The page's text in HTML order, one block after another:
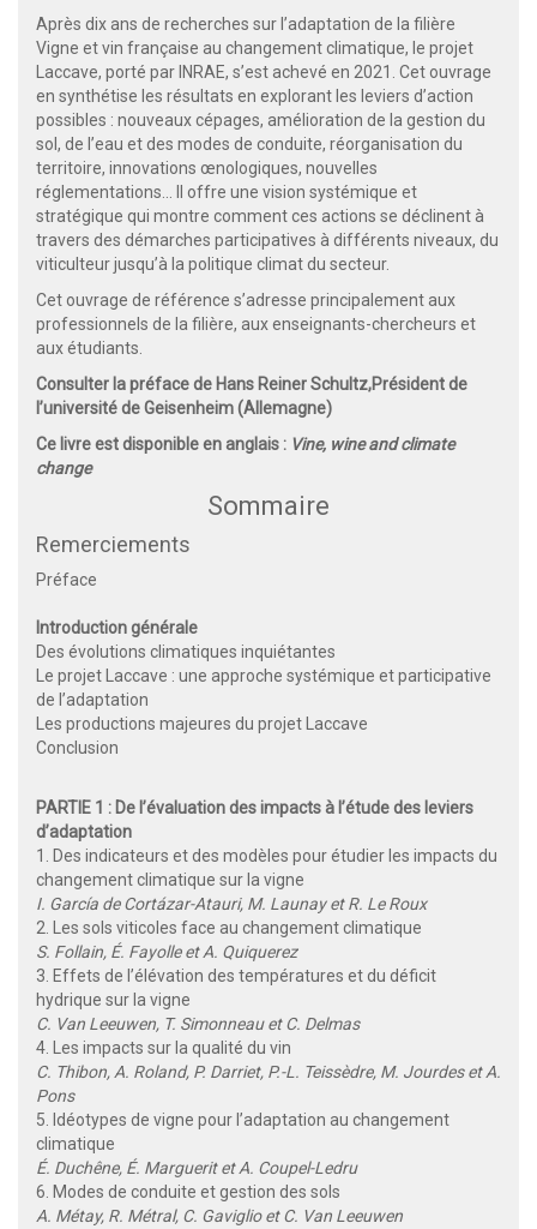
Après dix ans de recherches sur l’adaptation de la filière
Vigne et vin française au changement climatique, le projet
Laccave, porté par INRAE, s’est achevé en 2021. Cet ouvrage
en synthétise les résultats en explorant les leviers d’action
possibles : nouveaux cépages, amélioration de la gestion du
sol, de l’eau et des modes de conduite, réorganisation du
territoire, innovations œnologiques, nouvelles
réglementations... Il offre une vision systémique et
stratégique qui montre comment ces actions se déclinent à
travers des démarches participatives à différents niveaux, du
viticulteur jusqu’à la politique climat du secteur.
Cet ouvrage de référence s’adresse principalement aux
professionnels de la filière, aux enseignants-chercheurs et
aux étudiants.
Consulter la préface de Hans Reiner Schultz,Président de
l’université de Geisenheim (Allemagne)
Ce livre est disponible en anglais : Vine, wine and climate
change
Sommaire
Remerciements
Préface
Introduction générale
Des évolutions climatiques inquiétantes
Le projet Laccave : une approche systémique et participative
de l’adaptation
Les productions majeures du projet Laccave
Conclusion
PARTIE 1 : De l’évaluation des impacts à l’étude des leviers
d’adaptation
1. Des indicateurs et des modèles pour étudier les impacts du
changement climatique sur la vigne
I. García de Cortázar-Atauri, M. Launay et R. Le Roux
2. Les sols viticoles face au changement climatique
S. Follain, É. Fayolle et A. Quiquerez
3. Effets de l’élévation des températures et du déficit
hydrique sur la vigne
C. Van Leeuwen, T. Simonneau et C. Delmas
4. Les impacts sur la qualité du vin
C. Thibon, A. Roland, P. Darriet, P.-L. Teissèdre, M. Jourdes et A.
Pons
5. Idéotypes de vigne pour l’adaptation au changement
climatique
É. Duchêne, É. Marguerit et A. Coupel-Ledru
6. Modes de conduite et gestion des sols
A. Métay, R. Métral, C. Gaviglio et C. Van Leeuwen